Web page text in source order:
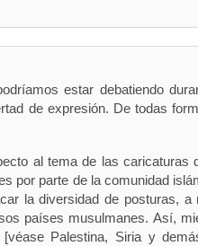
estar debatiendo
de expresión. De todas
al tema de las caricaturas
por parte de la comunidad
la diversidad de posturas, a
países musulmanes. Así,
[véase Palestina, Siria y